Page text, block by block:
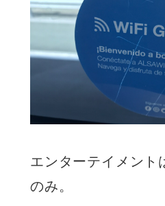
エンターテイメント
のみ。